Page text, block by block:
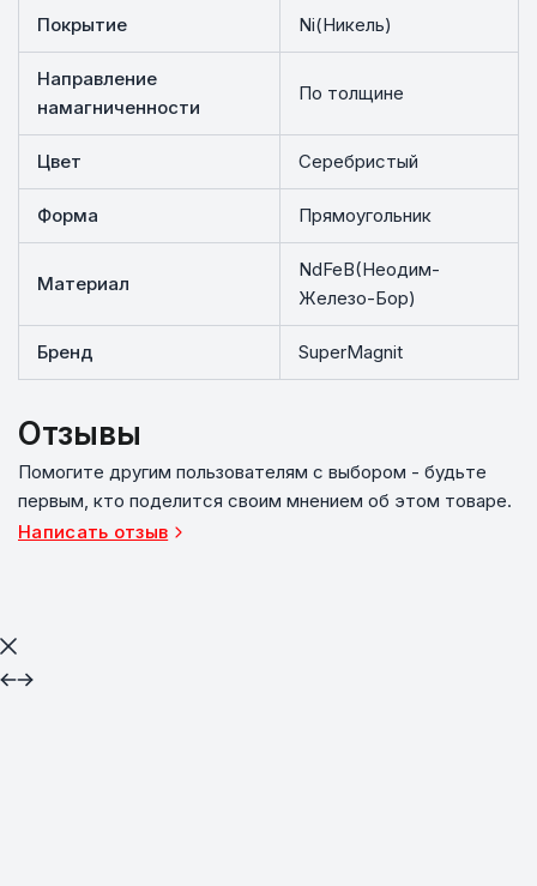
Покрытие Ni(Никель)
Направление
намагниченности
По толщине
Цвет Серебристый
Форма Прямоугольник
Материал
NdFeB(Неодим-
Железо-Бор)
Бренд SuperMagnit
Отзывы
Помогите другим пользователям с выбором - будьте
первым, кто поделится своим мнением об этом товаре.
Написать отзыв